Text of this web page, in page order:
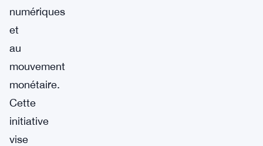
numériques
et
au
mouvement
monétaire.
Cette
initiative
vise